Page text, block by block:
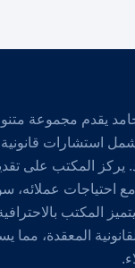
يقدم مجموعة
تشمل استشارات
يركز المكتب على
احتياجات عملائه،
المكتب بالاحترافية
المعقدة، مما